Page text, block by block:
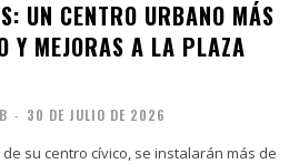
UN CENTRO URBANO MÁS
Y MEJORAS A LA PLAZA
- 30 DE JULIO DE 2026
su centro cívico, se instalarán más de